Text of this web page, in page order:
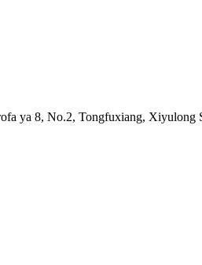
ya 8, No.2, Tongfuxiang, Xiyulong